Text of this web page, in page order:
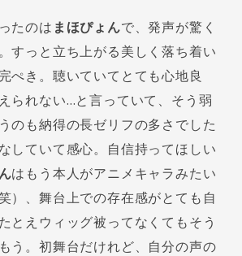
たのは まほぴょんで、発声が驚く
すっと立ち上がる美しく落ち着い
ぺき。聴いていてとても心地良
られない…と言っていて、そう弱
のも納得の長ゼリフの多さでした
していて感心。自信持ってほしい
はもう本人がアニメキャラみたい
）、舞台上での存在感がとても自
とえウィッグ被ってなくてもそう
う。初舞台だけれど、自分の声の